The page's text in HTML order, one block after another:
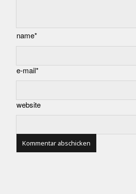
name*
e-mail*
website